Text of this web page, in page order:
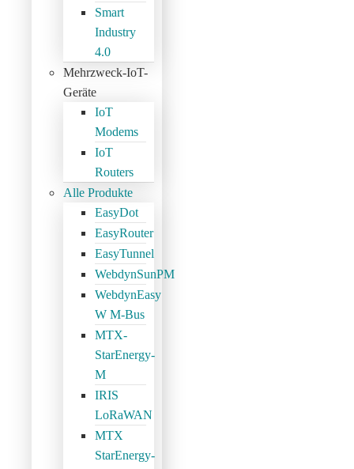
Smart
Industry
4.0
Mehrzweck-IoT-
Geräte
IoT
Modems
IoT
Routers
Alle Produkte
EasyDot
EasyRouter
EasyTunnel
WebdynSunPM
WebdynEasy
W M-Bus
MTX-
StarEnergy-
M
IRIS
LoRaWAN
MTX
StarEnergy-